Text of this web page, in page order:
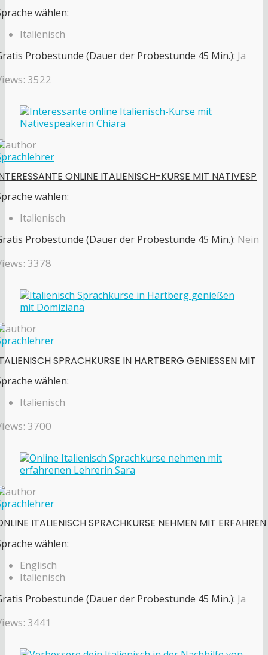
wählen:
Italienisch
Probestunde (Dauer der Probestunde 45 Min.): Ja
3522
ONLINE ITALIENISCH-KURSE MIT NATIVESP
wählen:
Italienisch
Probestunde (Dauer der Probestunde 45 Min.): Nein
3378
SPRACHKURSE IN HARTBERG GENIESSEN MIT
wählen:
Italienisch
3700
ITALIENISCH SPRACHKURSE NEHMEN MIT ERFAHREN
wählen:
Englisch
Italienisch
Probestunde (Dauer der Probestunde 45 Min.): Ja
3441